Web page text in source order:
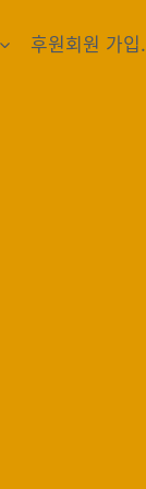
후원회원 가입.